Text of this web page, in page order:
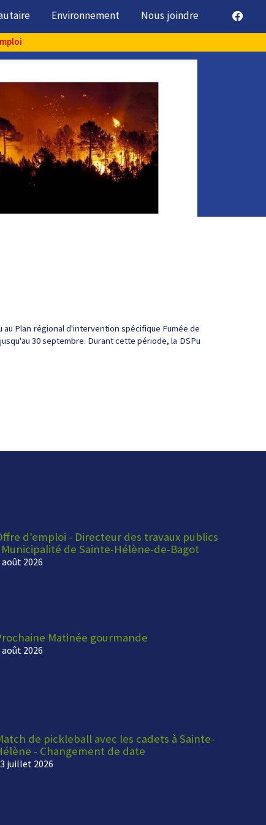
Environnement Nous joindre
Plan régional d'intervention spécifique Fumée de
30 septembre. Durant cette période, la DSPu
d'emploi - Directeur des travaux publics
de Sainte-Hélène-de-Bagot
août 2026
Matinée gourmande
août 2026
de pickleball avec les cadets à Sainte-
- Changement de date
juillet 2026